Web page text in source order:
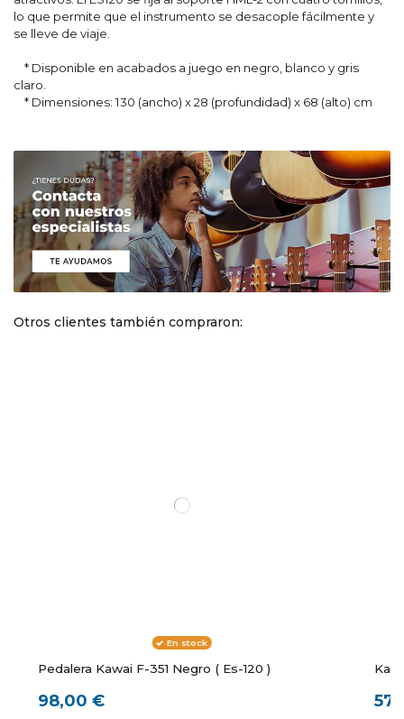
lo que permite que el instrumento se desacople fácilmente y
se lleve de viaje.
* Disponible en acabados a juego en negro, blanco y gris
claro.
* Dimensiones: 130 (ancho) x 28 (profundidad) x 68 (alto) cm
Otros clientes también compraron:
En stock
Pedalera Kawai F-351 Negro ( Es-120 )
98,00 €